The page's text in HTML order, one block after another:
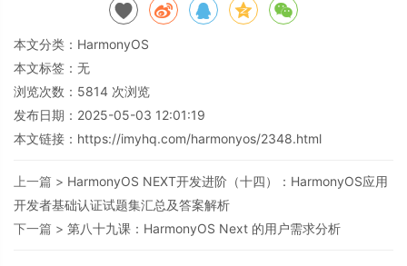
本文分类： HarmonyOS
本文标签：无
浏览次数： 5814 次浏览
发布日期：2025-05-03 12:01:19
本文链接： https://imyhq.com/harmonyos/2348.html
上一篇 > HarmonyOS NEXT开发进阶（十四）：HarmonyOS应用
开发者基础认证试题集汇总及答案解析
下一篇 > 第八十九课：HarmonyOS Next 的用户需求分析